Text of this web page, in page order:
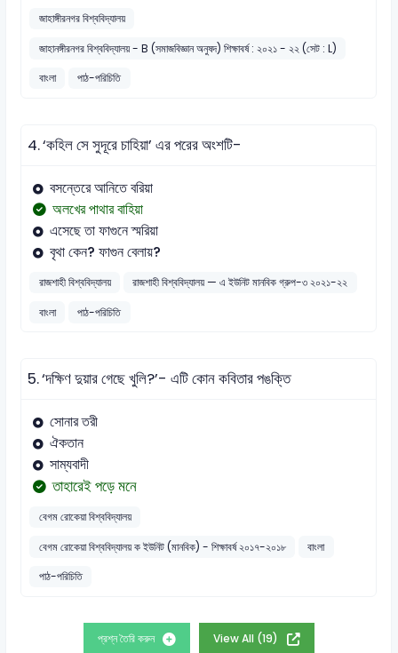
জাহাঙ্গীরনগর বিশ্ববিদ্যালয়
জাহানঙ্গীরনগর বিশ্ববিদ্যালয় - B (সমাজবিজ্ঞান অনুষদ) শিক্ষাবর্ষ : ২০২১ - ২২ (সেট : L)
বাংলা
পাঠ-পরিচিতি
4.‘কহিল সে সুদূরে চাহিয়া’ এর পরের অংশটি-
বসন্তেরে আনিতে বরিয়া
অলখের পাথার বাহিয়া
এসেছে তা ফাগুনে স্মরিয়া
বৃথা কেন? ফাগুন বেলায়?
রাজশাহী বিশ্ববিদ্যালয়
রাজশাহী বিশ্ববিদ্যালয় — এ ইউনিট মানবিক গ্রুপ-৩ ২০২১-২২
বাংলা
পাঠ-পরিচিতি
5.‘দক্ষিণ দুয়ার গেছে খুলি?’- এটি কোন কবিতার পঙক্তি
সোনার তরী
ঐকতান
সাম্যবাদী
তাহারেই পড়ে মনে
বেগম রোকেয়া বিশ্ববিদ্যালয়
বেগম রোকেয়া বিশ্ববিদ্যালয় ক ইউনিট (মানবিক) - শিক্ষাবর্ষ ২০১৭-২০১৮
বাংলা
পাঠ-পরিচিতি
প্রশ্ন তৈরি করুন View All (19)